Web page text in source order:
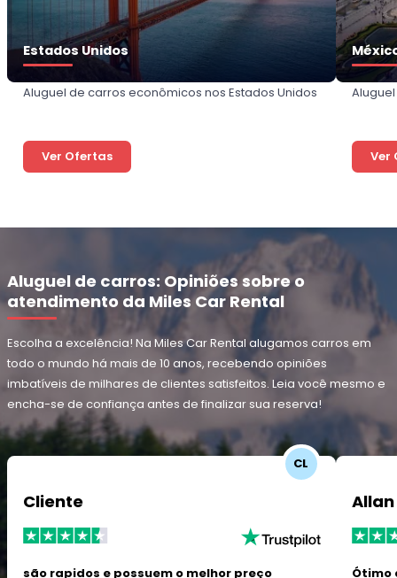
Estados Unidos
Aluguel de carros econômicos nos Estados Unidos
Ver Ofertas Ver
Aluguel de carros: Opiniões sobre o
atendimento da Miles Car Rental
Escolha a excelência! Na Miles Car Rental alugamos carros em
todo o mundo há mais de 10 anos, recebendo opiniões
imbatíveis de milhares de clientes satisfeitos. Leia você mesmo e
encha-se de confiança antes de finalizar sua reserva!
CL
Cliente
são rapidos e possuem o melhor preço
Allan
Ótimo